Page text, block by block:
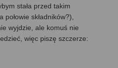
stała przed takim
składników?),
wyjdzie, ale komuś nie
więc piszę szczerze: